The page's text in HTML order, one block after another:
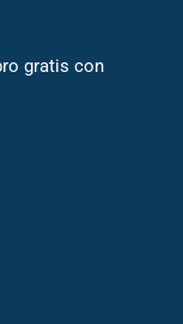
gratis con